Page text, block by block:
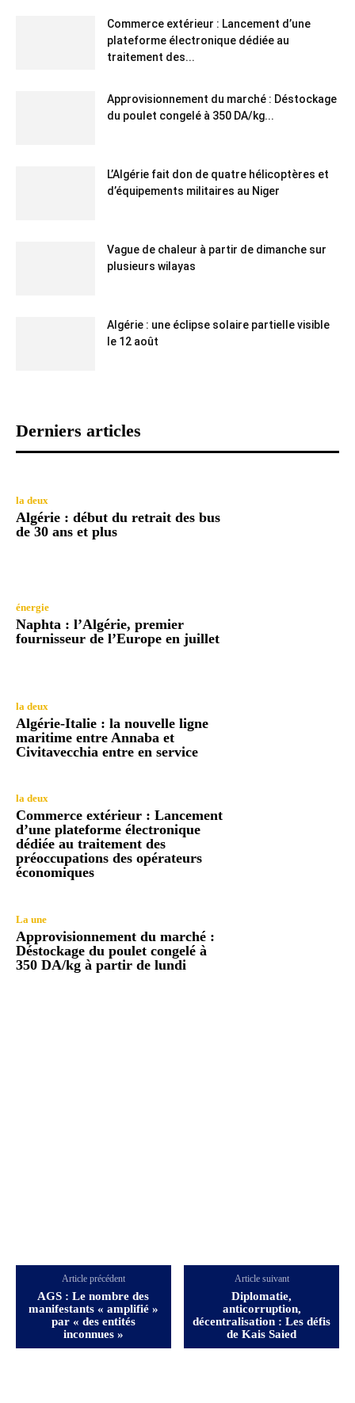
Commerce extérieur : Lancement d’une
plateforme électronique dédiée au
traitement des...
Approvisionnement du marché : Déstockage
du poulet congelé à 350 DA/kg...
L’Algérie fait don de quatre hélicoptères et
d’équipements militaires au Niger
Vague de chaleur à partir de dimanche sur
plusieurs wilayas
Algérie : une éclipse solaire partielle visible
le 12 août
Derniers articles
la deux
Algérie : début du retrait des bus
de 30 ans et plus
énergie
Naphta : l’Algérie, premier
fournisseur de l’Europe en juillet
la deux
Algérie-Italie : la nouvelle ligne
maritime entre Annaba et
Civitavecchia entre en service
la deux
Commerce extérieur : Lancement
d’une plateforme électronique
dédiée au traitement des
préoccupations des opérateurs
économiques
La une
Approvisionnement du marché :
Déstockage du poulet congelé à
350 DA/kg à partir de lundi
Article précédent
AGS : Le nombre des
manifestants « amplifié »
par « des entités
inconnues »
Article suivant
Diplomatie,
anticorruption,
décentralisation : Les défis
de Kais Saied